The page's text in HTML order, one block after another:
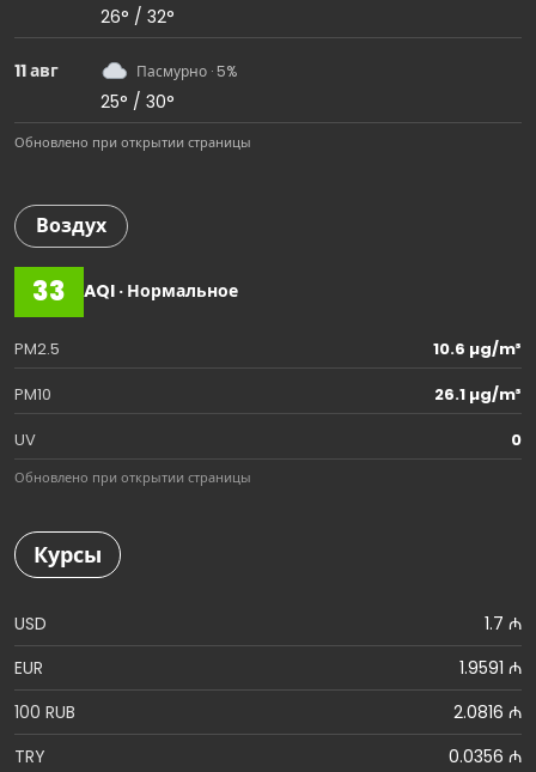
26° / 32°
11 авг Пасмурно · 5%
25° / 30°
Обновлено при открытии страницы
Воздух
33 AQI · Нормальное
PM2.5
10.6 µg/m³
PM10
26.1 µg/m³
UV
0
Обновлено при открытии страницы
Курсы
USD
1.7 ₼
EUR
1.9591 ₼
100 RUB
2.0816 ₼
TRY
0.0356 ₼